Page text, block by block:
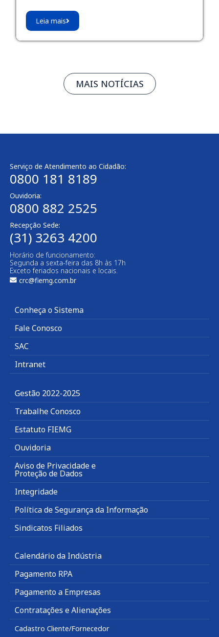
Leia mais
MAIS NOTÍCIAS
Serviço de Atendimento ao Cidadão:
0800 181 8189
Ouvidoria:
0800 882 2525
Recepção Sede:
(31) 3263 4200
Horário de funcionamento:
Segunda a sexta-feira das 8h às 17h
Exceto feriados nacionais e locais.
crc@fiemg.com.br
Conheça o Sistema
Fale Conosco
SAC
Intranet
Gestão 2022-2025
Trabalhe Conosco
Estatuto FIEMG
Ouvidoria
Aviso de Privacidade e
Proteção de Dados
Integridade
Política de Segurança da Informação
Sindicatos Filiados
Calendário da Indústria
Pagamento RPA
Pagamento a Empresas
Contratações e Alienações
Cadastro Cliente/Fornecedor